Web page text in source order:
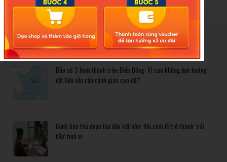
New Posts
Bão số 3 hình thành trên Biển Đông: Vì sao không ảnh hưởng
đất liền vẫn cần cảnh giác cao độ?
Cảnh báo thủ đoạn lừa đảo kết hôn: Khi sính lễ trở thành ‘cái
bẫy’ tinh vi